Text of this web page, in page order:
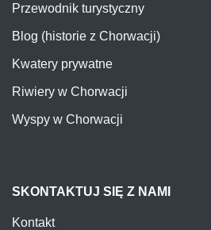
Przewodnik turystyczny
Blog (historie z Chorwacji)
Kwatery prywatne
Riwiery w Chorwacji
Wyspy w Chorwacji
SKONTAKTUJ SIĘ Z NAMI
Kontakt